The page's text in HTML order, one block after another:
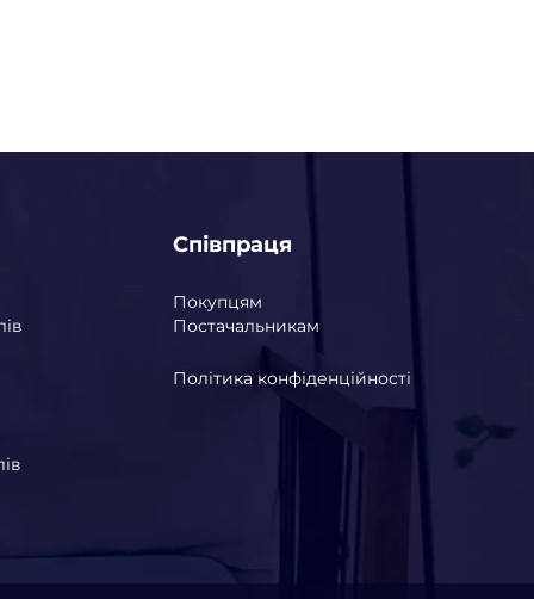
Співпраця
Покупцям
Постачальникам
Політика конфіденційності